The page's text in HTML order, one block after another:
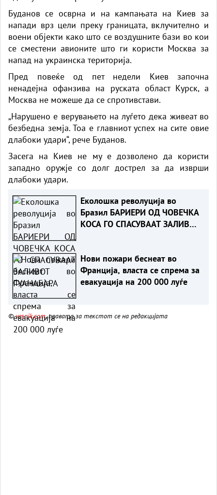
Буданов се осврна и на кампањата на Киев за
напади врз цели преку границата, вклучително и
воени објекти како што се воздушните бази во кои
се сместени авионите што ги користи Москва за
напад на украинска територија.
Пред повеќе од пет недели Киев започна
ненадејна офанзива на руската област Курск, а
Москва не можеше да се спротивстави.
„Нарушено е верувањето на луѓето дека живеат во
безбедна земја. Тоа е главниот успех на сите овие
длабоки удари“, рече Буданов.
Засега на Киев не му е дозволено да користи
западно оружје со долг дострел за да изврши
длабоки удари.
Еколошка револуција во
Бразил БАРИЕРИ ОД ЧОВЕЧКА
КОСА ГО СПАСУВААТ ЗАЛИВОТ
Нови пожари беснеат во
Франција, власта се спрема за
евакуација на 200 000 луѓе
©vesnik.com, правата за текстот се на редакцијата